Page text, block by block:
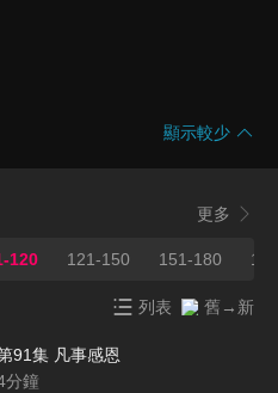
顯示較少
更多
120 121-150 151-180
列表 舊→新
91集 凡事感恩
分鐘